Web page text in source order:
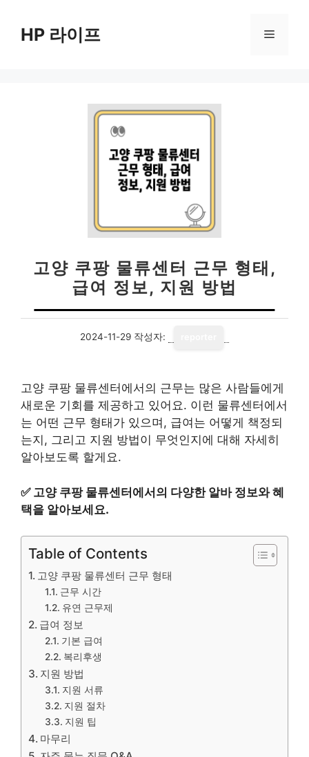
HP 라이프 메
고양 쿠팡 물류센터 근무 형태,
급여 정보, 지원 방법
2024-11-29 작성자:
고양 쿠팡 물류센터에서의 근무는 많은 사람들에게
새로운 기회를 제공하고 있어요. 이런 물류센터에서
는 어떤 근무 형태가 있으며, 급여는 어떻게 책정되
는지, 그리고 지원 방법이 무엇인지에 대해 자세히
알아보도록 할게요.
✅ 고양 쿠팡 물류센터에서의 다양한 알바 정보와 혜
택을 알아보세요.
Table of Contents
고양 쿠팡 물류센터 근무 형태
근무 시간
유연 근무제
급여 정보
기본 급여
복리후생
지원 방법
지원 서류
지원 절차
지원 팁
마무리